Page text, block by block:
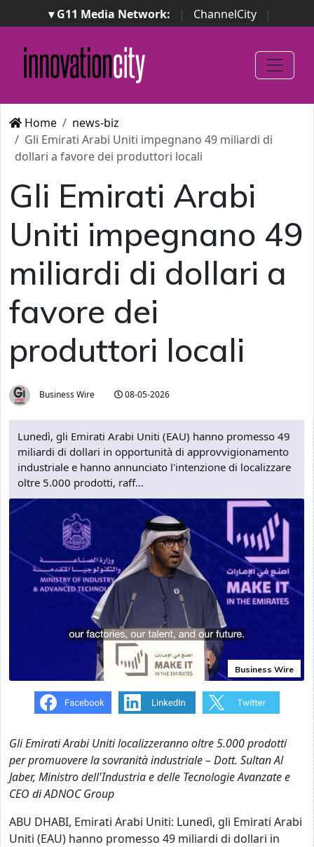
▾ G11 Media Network: | ChannelCity
|
ImpresaCity | SecurityOpenLab | Italian Channel
Awards
Italian Project Awards
Italian Security
Awards
Home
news-biz
Gli Emirati Arabi Uniti impegnano 49 miliardi di
dollari a favore dei produttori locali
Gli Emirati Arabi
Uniti impegnano 49
miliardi di dollari a
favore dei
produttori locali
Business Wire 08-05-2026
Lunedì, gli Emirati Arabi Uniti (EAU) hanno promesso 49
miliardi di dollari in opportunità di approvvigionamento
industriale e hanno annunciato l'intenzione di localizzare
oltre 5.000 prodotti, raff...
Business Wire
Gli Emirati Arabi Uniti localizzeranno oltre 5.000 prodotti
per promuovere la sovranità industriale – Dott. Sultan Al
Jaber, Ministro dell'Industria e delle Tecnologie Avanzate e
CEO di ADNOC Group
ABU DHABI, Emirati Arabi Uniti: Lunedì, gli Emirati Arabi
Uniti (EAU) hanno promesso 49 miliardi di dollari in